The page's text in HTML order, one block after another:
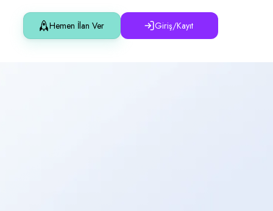
Hemen İlan Ver Giriş/Kayıt